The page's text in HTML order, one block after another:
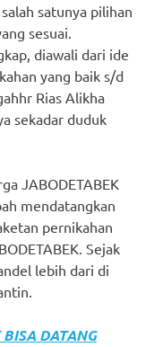
satunya pilihan
sesuai.
diawali dari ide
yang baik s/d
Rias Alikha
sekadar duduk
JABODETABEK
mendatangkan
pernikahan
Sejak
lebih dari di
DATANG